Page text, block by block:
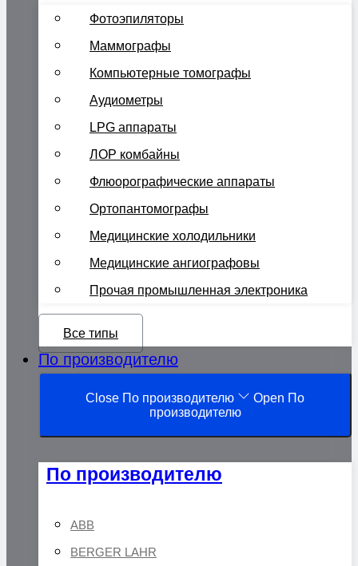
Фотоэпиляторы
Маммографы
Компьютерные томографы
Аудиометры
LPG аппараты
ЛОР комбайны
Флюорографические аппараты
Ортопантомографы
Медицинские холодильники
Медицинские ангиографовы
Прочая промышленная электроника
Все типы
По производителю
Close По производителю
Open По
производителю
По производителю
ABB
BERGER LAHR